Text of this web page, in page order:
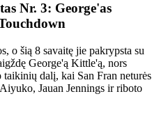
Nr. 3: George'as
o šią 8 savaitę jie pakrypsta su
George'ą Kittle'ą, nors
dalį, kai San Fran neturės
Jauan Jennings ir riboto